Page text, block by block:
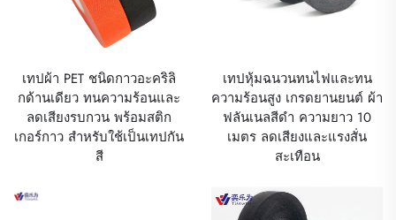
เทปผ้า PET ชนิดกาวอะคริลิ
กด้านเดียว ทนความร้อนและ
ลดเสียงรบกวน พร้อมสติก
เกอร์กาว สำหรับใช้เป็นเทปกัน
สี
เทปหุ้มฉนวนทนไฟและทน
ความร้อนสูง เกรดยานยนต์ ผ้า
ฟลันเนลสีดำ ความยาว 10
เมตร ลดเสียงและแรงสั่น
สะเทือน